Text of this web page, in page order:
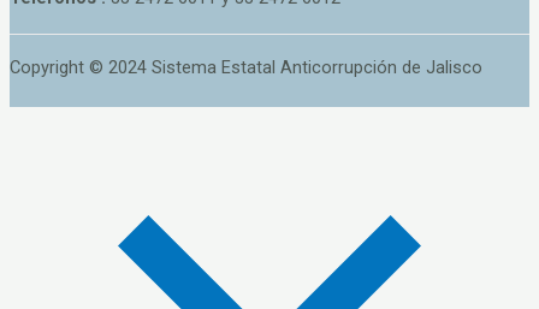
Copyright © 2024 Sistema Estatal Anticorrupción de Jalisco